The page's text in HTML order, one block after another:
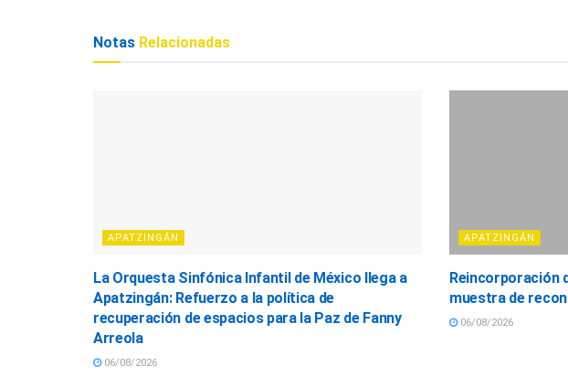
Notas Relacionadas
APATZINGÁN
La Orquesta Sinfónica Infantil de México llega a
Apatzingán: Refuerzo a la política de
recuperación de espacios para la Paz de Fanny
Arreola
06/08/2026
APATZINGÁN
Reincorporación
muestra de
06/08/2026